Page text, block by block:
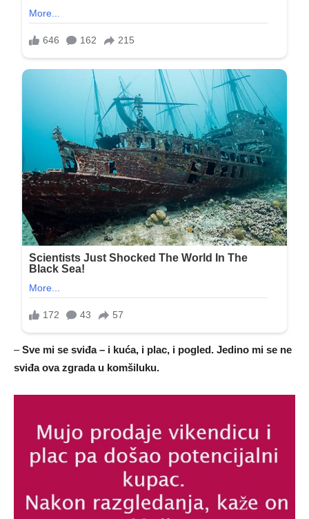
–Sve mi se sviđa – i kuća, i plac, i pogled. Jedino mi se ne
sviđa ova zgrada u komšiluku.